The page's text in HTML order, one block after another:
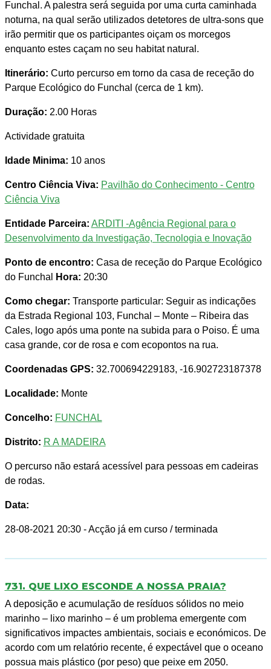
Funchal. A palestra será seguida por uma curta caminhada
noturna, na qual serão utilizados detetores de ultra-sons que
irão permitir que os participantes oiçam os morcegos
enquanto estes caçam no seu habitat natural.
Itinerário: Curto percurso em torno da casa de receção do
Parque Ecológico do Funchal (cerca de 1 km).
Duração: 2.00 Horas
Actividade gratuita
Idade Minima: 10 anos
Centro Ciência Viva: Pavilhão do Conhecimento - Centro
Ciência Viva
Entidade Parceira: ARDITI -Agência Regional para o
Desenvolvimento da Investigação, Tecnologia e Inovação
Ponto de encontro: Casa de receção do Parque Ecológico
do Funchal
Hora: 20:30
Como chegar: Transporte particular: Seguir as indicações
da Estrada Regional 103, Funchal – Monte – Ribeira das
Cales, logo após uma ponte na subida para o Poiso. É uma
casa grande, cor de rosa e com ecopontos na rua.
Coordenadas GPS: 32.700694229183, -16.902723187378
Localidade: Monte
Concelho: FUNCHAL
Distrito: R A MADEIRA
O percurso não estará acessível para pessoas em cadeiras
de rodas.
Data:
28-08-2021 20:30 - Acção já em curso / terminada
731. QUE LIXO ESCONDE A NOSSA PRAIA?
A deposição e acumulação de resíduos sólidos no meio
marinho – lixo marinho – é um problema emergente com
significativos impactes ambientais, sociais e económicos. De
acordo com um relatório recente, é expectável que o oceano
possua mais plástico (por peso) que peixe em 2050.